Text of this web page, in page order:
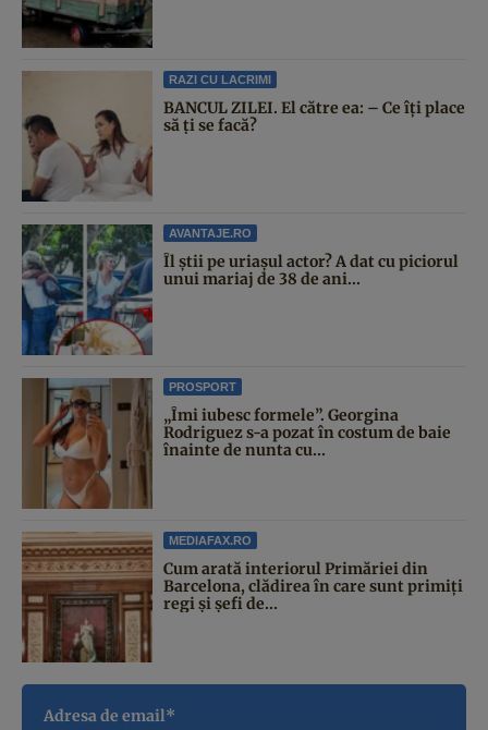
RAZI CU LACRIMI
BANCUL ZILEI. El către ea: – Ce îți place
să ți se facă?
AVANTAJE.RO
Îl știi pe uriașul actor? A dat cu piciorul
unui mariaj de 38 de ani...
PROSPORT
„Îmi iubesc formele”. Georgina
Rodriguez s-a pozat în costum de baie
înainte de nunta cu...
MEDIAFAX.RO
Cum arată interiorul Primăriei din
Barcelona, clădirea în care sunt primiți
regi și șefi de...
Adresa de email*